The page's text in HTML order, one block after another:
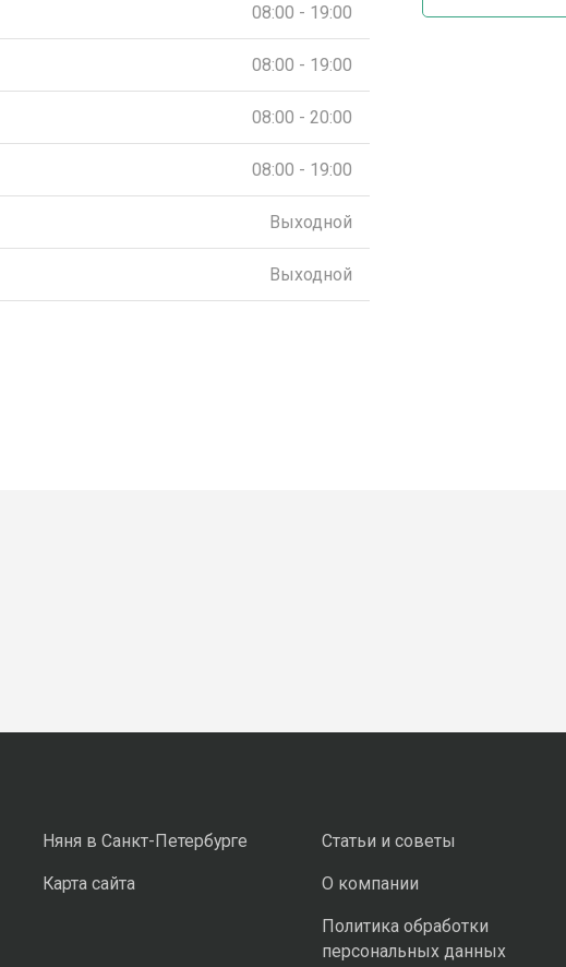
08:00 - 19:00
08:00 - 19:00
08:00 - 20:00
08:00 - 19:00
Выходной
Выходной
Няня в Санкт-Петербурге
Карта сайта
Статьи и советы
О компании
Политика обработки
персональных данных